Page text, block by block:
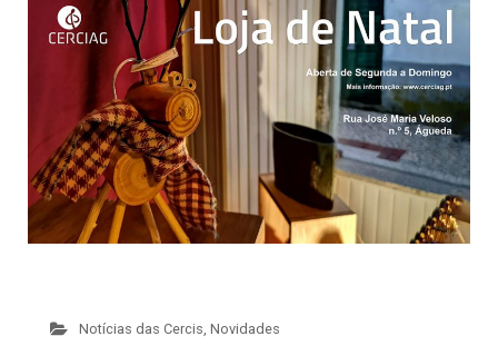
Notícias das Cercis Novidades